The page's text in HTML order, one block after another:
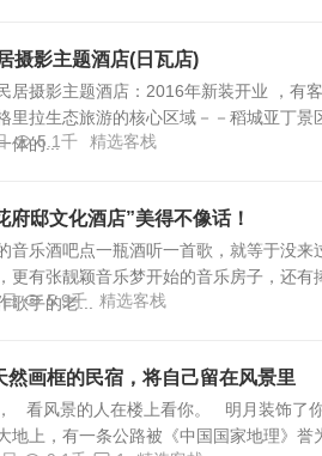
摄影主题酒店(日瓦店)
居摄影主题酒店：2016年新装开业 ，有
里拉生态旅游的核心区域－－稻城亚丁
体的...
5.1千 精选客栈
府邸文化酒店”美得不像话！
音乐酒吧点一瓶酒听一首歌，就等于没
更有张靓颖音乐梦开始的音乐房子，还
歌手的老...
5.9千 精选客栈
然画框的民宿，将自己留在风景里
看风景的人在楼上看你。 明月装饰了
上，有一条公路被《中国国家地理》誉